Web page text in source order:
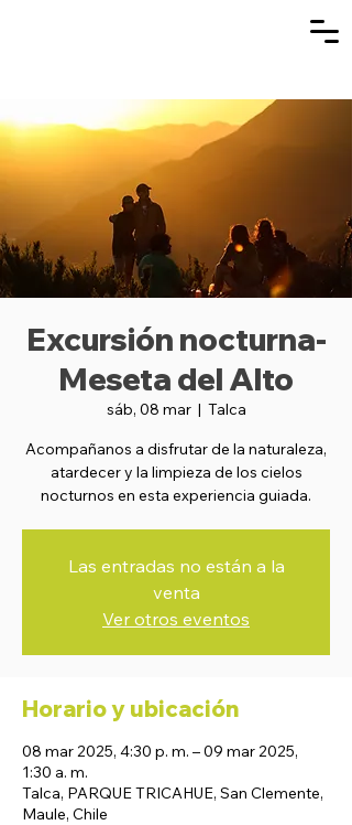
Excursión nocturna-
Meseta del Alto
sáb, 08 mar
  |
Talca
Acompañanos a disfrutar de la naturaleza,
atardecer y la limpieza de los cielos
nocturnos en esta experiencia guiada.
Las entradas no están a la
venta
Ver otros eventos
Horario y ubicación
08 mar 2025, 4:30 p. m. – 09 mar 2025,
1:30 a. m.
Talca, PARQUE TRICAHUE, San Clemente,
Maule, Chile